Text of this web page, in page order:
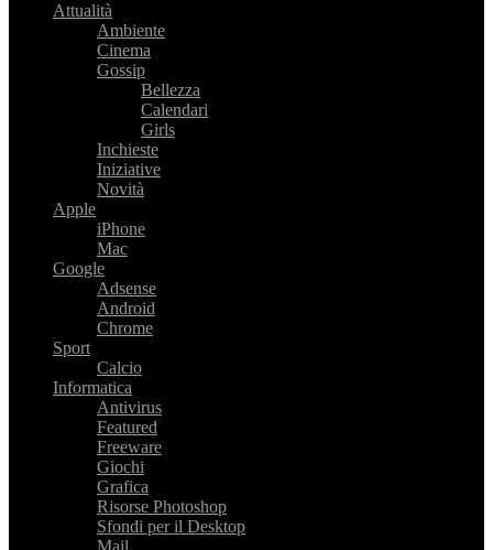
Attualità
Ambiente
Cinema
Gossip
Bellezza
Calendari
Girls
Inchieste
Iniziative
Novità
Apple
iPhone
Mac
Google
Adsense
Android
Chrome
Sport
Calcio
Informatica
Antivirus
Featured
Freeware
Giochi
Grafica
Risorse Photoshop
Sfondi per il Desktop
Mail